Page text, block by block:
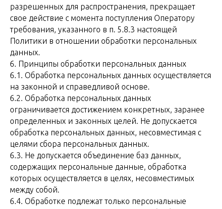
разрешенных для распространения, прекращает
свое действие с момента поступления Оператору
требования, указанного в п. 5.8.3 настоящей
Политики в отношении обработки персональных
данных.
6. Принципы обработки персональных данных
6.1. Обработка персональных данных осуществляется
на законной и справедливой основе.
6.2. Обработка персональных данных
ограничивается достижением конкретных, заранее
определенных и законных целей. Не допускается
обработка персональных данных, несовместимая с
целями сбора персональных данных.
6.3. Не допускается объединение баз данных,
содержащих персональные данные, обработка
которых осуществляется в целях, несовместимых
между собой.
6.4. Обработке подлежат только персональные